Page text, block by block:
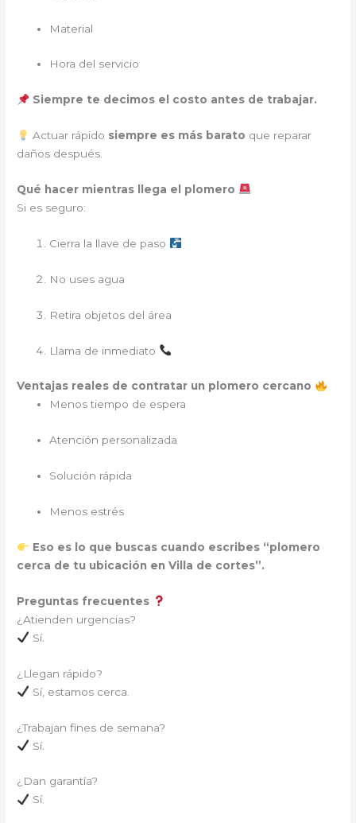
Material
Hora del servicio
Siempre te decimos el costo antes de trabajar.
Actuar rápido siempre es más barato que reparar
daños después.
Qué hacer mientras llega el plomero
Si es seguro:
Cierra la llave de paso
No uses agua
Retira objetos del área
Llama de inmediato
Ventajas reales de contratar un plomero cercano
Menos tiempo de espera
Atención personalizada
Solución rápida
Menos estrés
Eso es lo que buscas cuando escribes “plomero
cerca de tu ubicación en Villa de cortes”.
Preguntas frecuentes
¿Atienden urgencias?
Sí.
¿Llegan rápido?
Sí, estamos cerca.
¿Trabajan fines de semana?
Sí.
¿Dan garantía?
Sí.